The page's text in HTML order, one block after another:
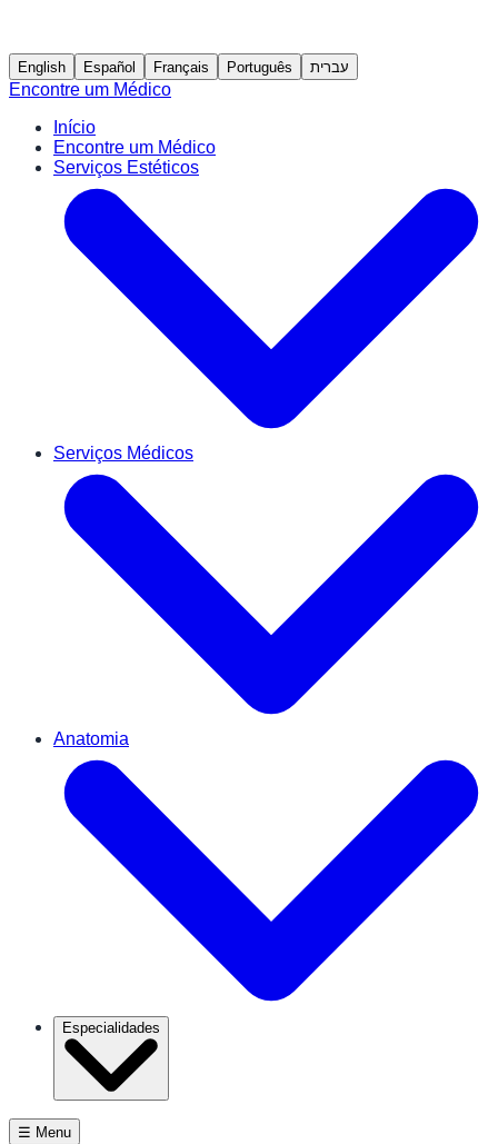
English Español Français Português עברית
Encontre um Médico
Início
Encontre um Médico
Serviços Estéticos
Serviços Médicos
Anatomia
Especialidades
☰ Menu